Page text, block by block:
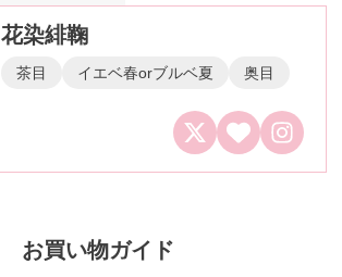
花染緋鞠
茶目 イエベ春orブルベ夏 奥目
お買い物ガイド